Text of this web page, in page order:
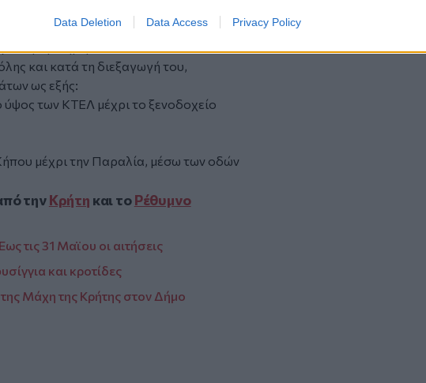
Data Deletion Data Access Privacy Policy
παραλαβή των πακέτων, την
και την παράδοση των προσωπικών
ήδη ενημερωθεί.
και κατά τη διεξαγωγή του,
ως εξής:
των ΚΤΕΛ μέχρι το ξενοδοχείο
μέχρι την Παραλία, μέσω των οδών
τηνΚρήτη και τοΡέθυμνο
τις 31 Μαϊου οι αιτήσεις
και κροτίδες
Μάχη της Κρήτης στον Δήμο